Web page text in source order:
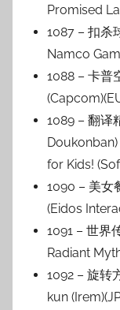
Promised
1087 – 扣杀
Namco
1088 – 卡普
1089 – 翻译
for Kids!
1090 – 美女
(Eidos
1091 – 世界
Radiant
1092 – 旋转
kun